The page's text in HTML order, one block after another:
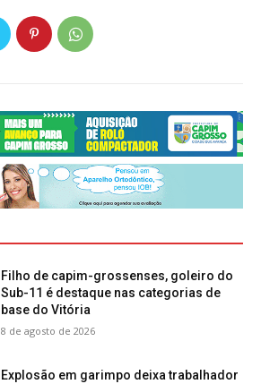
Filho de capim-grossenses, goleiro do
Sub-11 é destaque nas categorias de
base do Vitória
8 de agosto de 2026
Explosão em garimpo deixa trabalhador